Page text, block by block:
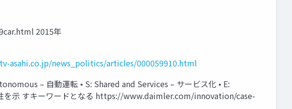
2015年
asahi.co.jp/news_politics/articles/000059910.html
– 自動運転 • S: Shared and Services – サービス化 • E:
を示 すキーワードとなる https://www.daimler.com/innovation/case-